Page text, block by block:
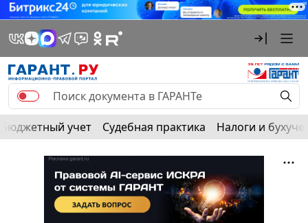
Бюджетный учет Судебная практика Налоги и